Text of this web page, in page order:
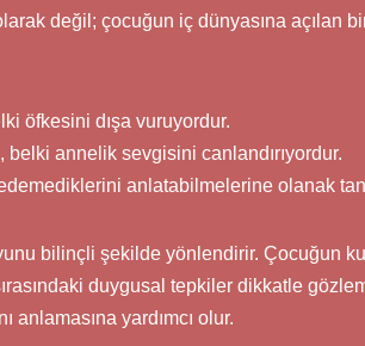
değil; çocuğun iç dünyasına açılan
öfkesini dışa vuruyordur.
annelik sevgisini canlandırıyordur.
anlatabilmelerine olanak
bilinçli şekilde yönlendirir. Çocuğun
duygusal tepkiler dikkatle
anlamasına yardımcı olur.